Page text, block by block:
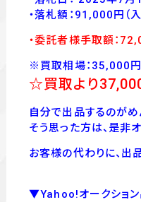
・落札額：91,000 円 （
・委託者様手取額：
※買取相場：35,000円
☆買取より37
自分で出品するのがめ
そう思った方は、是非
お客様の代わりに、出
▼Yahoo!オークショ